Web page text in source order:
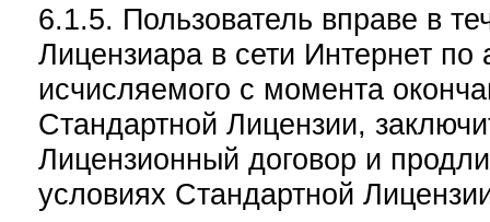
6.1.5. Пользователь вправе в
Лицензиара в сети Интернет
исчисляемого с момента
Стандартной Лицензии,
Лицензионный договор и
условиях Стандартной